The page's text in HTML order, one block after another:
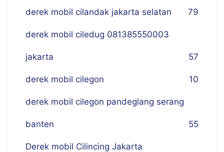
derek mobil cilandak jakarta selatan 79
derek mobil ciledug 081385550003
jakarta 57
derek mobil cilegon 10
derek mobil cilegon pandeglang serang
banten 55
Derek mobil Cilincing Jakarta